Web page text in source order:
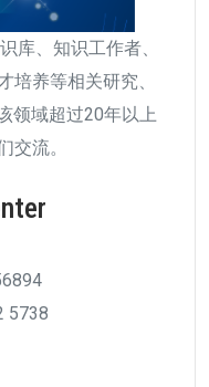
库、知识工作者、
培养等相关研究、
领域超过20年以上
交流。
5738